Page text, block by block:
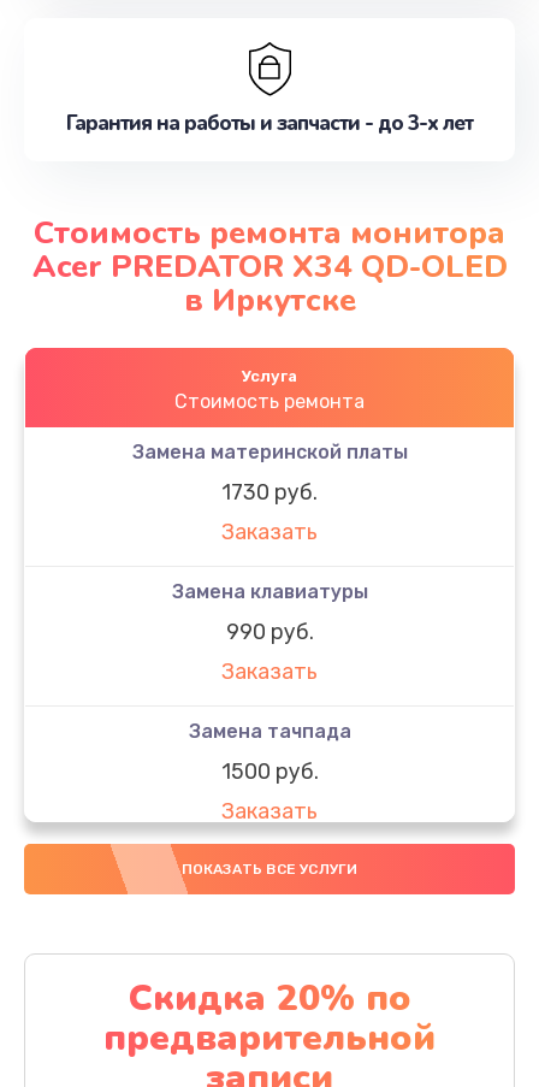
Гарантия на работы и запчасти - до 3-х лет
Стоимость ремонта монитора
Acer PREDATOR X34 QD-OLED
в Иркутске
Услуга
Стоимость ремонта
Замена материнской платы
1730 руб.
Заказать
Замена клавиатуры
990 руб.
Заказать
Замена тачпада
1500 руб.
Заказать
Замена южного моста
Заказать
Чистка от пыли
1060 руб.
ПОКАЗАТЬ ВСЕ УСЛУГИ
Скидка 20% по
предварительной